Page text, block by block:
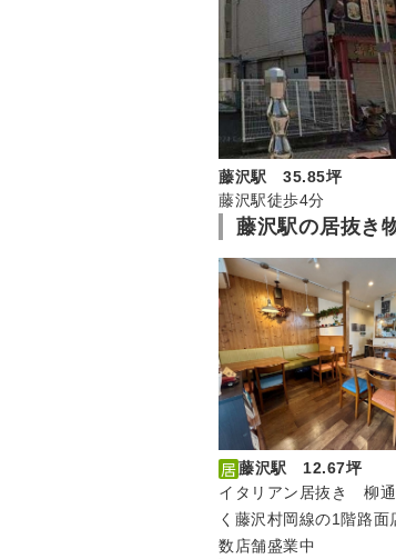
藤沢駅 35.85坪
藤沢駅徒歩4分
藤沢駅の居抜き
藤沢駅 12.67坪
イタリアン居抜き 柳
く藤沢村岡線の1階路
数店舗盛業中